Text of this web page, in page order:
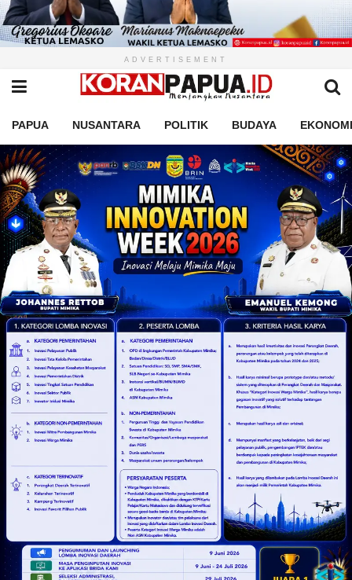
ADVERTISEMENT
PAPUA NUSANTARA POLITIK BUDAYA EKONOMI